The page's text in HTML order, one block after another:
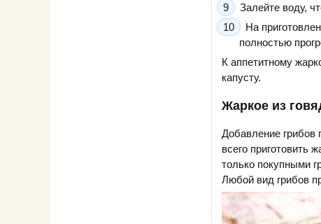
Залейте воду,
На
полностью
К аппетитному
капусту.
Жаркое из
Добавление
всего приготовить
только покупными
Любой вид грибов